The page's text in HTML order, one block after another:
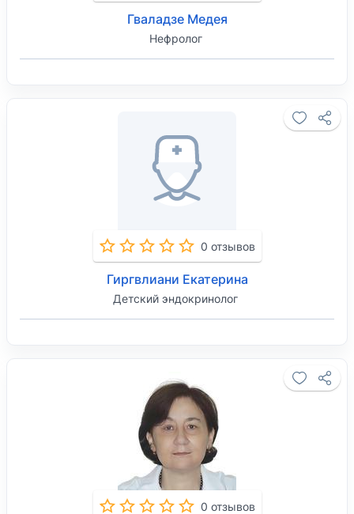
Гваладзе Медея
Нефролог
0 отзывов
Гиргвлиани Екатерина
Детский эндокринолог
0 отзывов